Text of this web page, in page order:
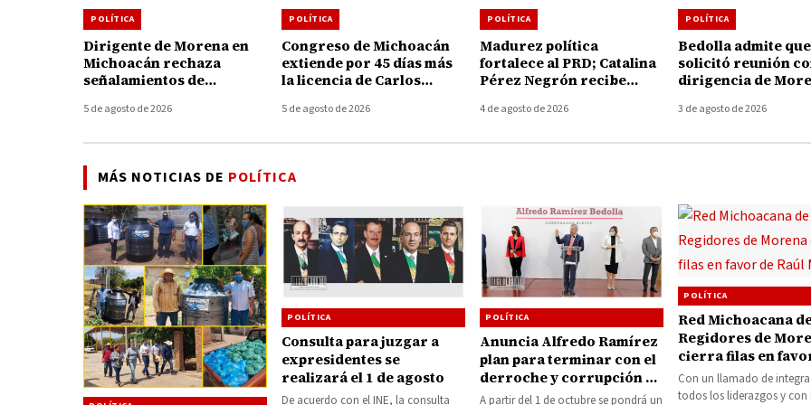
POLÍTICA
Dirigente de Morena en
Michoacán rechaza
señalamientos de
pide no politizar asesinato
5 de agosto de 2026
POLÍTICA
Congreso de Michoacán
extiende por 45 días más
la licencia de Carlos
FGE
5 de agosto de 2026
POLÍTICA
Madurez política
fortalece al PRD; Catalina
Pérez Negrón recibe
promotora para
Tiquicheo
4 de agosto de 2026
POLÍTICA
Bedolla admite que
solicitó reunión
dirigencia de
"serenar" los
persona
3 de agosto de 2026
MÁS NOTICIAS DE POLÍTICA
POLÍTICA
Consulta para juzgar a
expresidentes se
realizará el 1 de agosto
De acuerdo con el INE, la consulta
POLÍTICA
Anuncia Alfredo Ramírez
plan para terminar con el
derroche y corrupción en
gobierno
A partir del 1 de octubre se pondrá un
POLÍTICA
Red Michoacana
Regidores de
cierra filas en
Raúl Morón
Con un llamado de
todos los liderazgos y con